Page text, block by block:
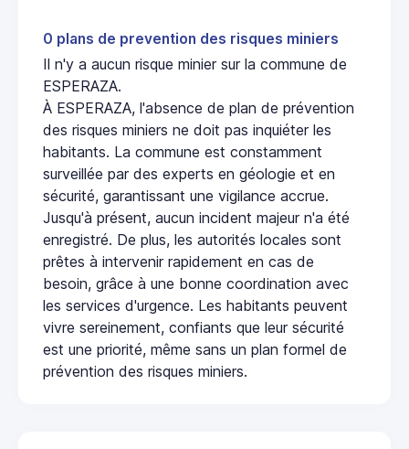
0 plans de prevention des risques miniers
Il n'y a aucun risque minier sur la commune de
ESPERAZA.
À ESPERAZA, l'absence de plan de prévention
des risques miniers ne doit pas inquiéter les
habitants. La commune est constamment
surveillée par des experts en géologie et en
sécurité, garantissant une vigilance accrue.
Jusqu'à présent, aucun incident majeur n'a été
enregistré. De plus, les autorités locales sont
prêtes à intervenir rapidement en cas de
besoin, grâce à une bonne coordination avec
les services d'urgence. Les habitants peuvent
vivre sereinement, confiants que leur sécurité
est une priorité, même sans un plan formel de
prévention des risques miniers.